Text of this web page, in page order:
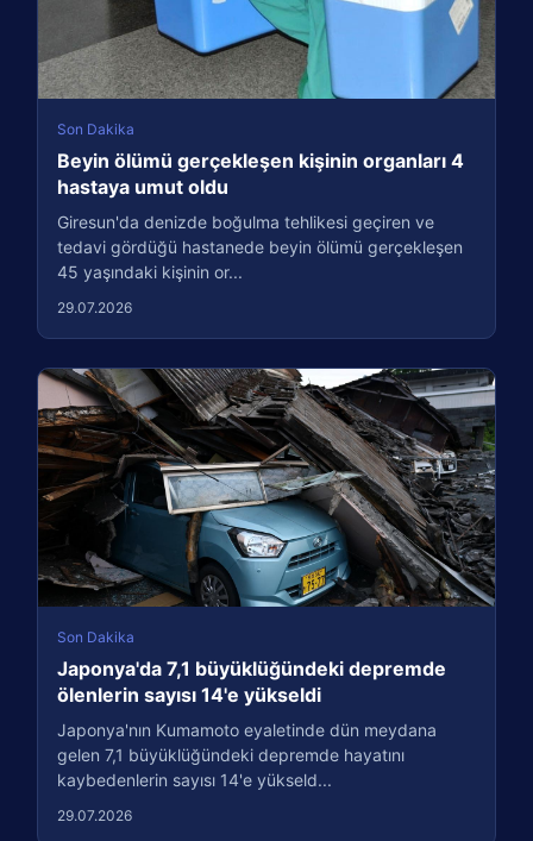
Son Dakika
Beyin ölümü gerçekleşen kişinin organları 4
hastaya umut oldu
Giresun'da denizde boğulma tehlikesi geçiren ve
tedavi gördüğü hastanede beyin ölümü gerçekleşen
45 yaşındaki kişinin or...
29.07.2026
Son Dakika
Japonya'da 7,1 büyüklüğündeki depremde
ölenlerin sayısı 14'e yükseldi
Japonya'nın Kumamoto eyaletinde dün meydana
gelen 7,1 büyüklüğündeki depremde hayatını
kaybedenlerin sayısı 14'e yükseld...
29.07.2026